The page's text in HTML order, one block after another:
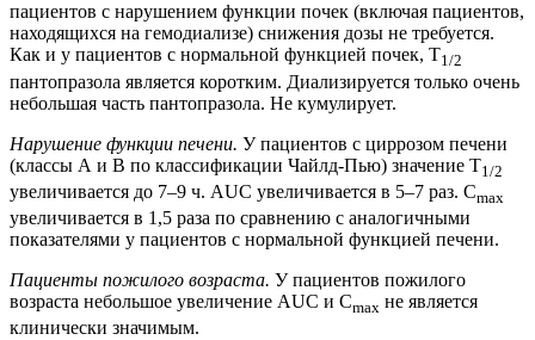
пациентов с нарушением функции почек (включая пациентов,
находящихся на гемодиализе) снижения дозы не требуется.
Как и у пациентов с нормальной функцией почек, T1/2
пантопразола является коротким. Диализируется только очень
небольшая часть пантопразола. Не кумулирует.
Нарушение функции печени. У пациентов с циррозом печени
(классы А и В по классификации Чайлд-Пью) значение T1/2
увеличивается до 7–9 ч. AUC увеличивается в 5–7 раз. Cmax
увеличивается в 1,5 раза по сравнению с аналогичными
показателями у пациентов с нормальной функцией печени.
Пациенты пожилого возраста. У пациентов пожилого
возраста небольшое увеличение AUC и Cmax не является
клинически значимым.